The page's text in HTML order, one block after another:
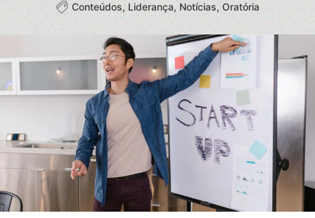
Conteúdos, Liderança, Notícias, Oratória